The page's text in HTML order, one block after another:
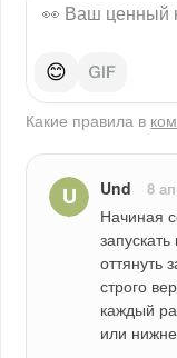
😊
Какие правила в
Und 8
Начиная
оттянуть
строго
каждый
или